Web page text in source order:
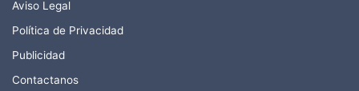
Aviso Legal
Política de Privacidad
Publicidad
Contactanos